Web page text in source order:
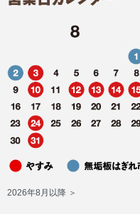
2026年8月以降 ＞